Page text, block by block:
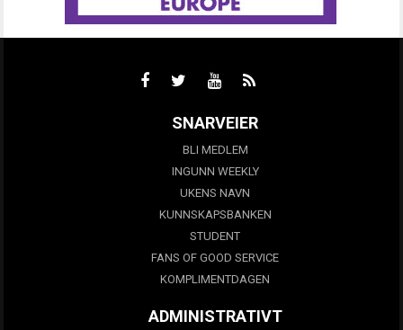
SNARVEIER
BLI MEDLEM
INGUNN WEEKLY
UKENS NAVN
KUNNSKAPSBANKEN
STUDENT
FANS OF GOOD SERVICE
KOMPLIMENTDAGEN
ADMINISTRATIVT